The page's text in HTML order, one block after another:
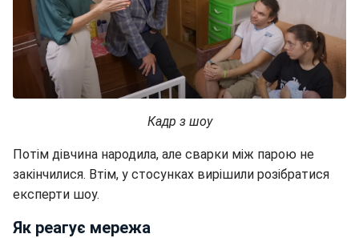
Кадр з шоу
Потім дівчина народила, але сварки між парою не
закінчилися. Втім, у стосунках вирішили розібратися
експерти шоу.
Як реагує мережа